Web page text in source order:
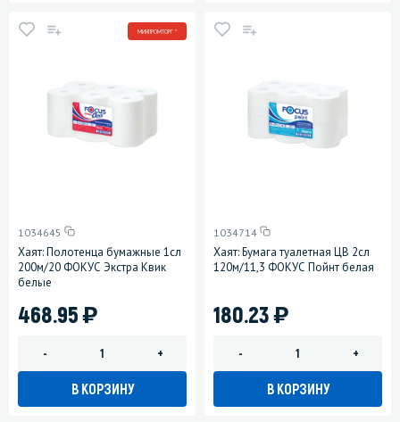
МИНПРОМТОРГ *
1034645
Хаят: Полотенца бумажные 1сл
200м/20 ФОКУС Экстра Квик
белые
468.95)
- +
В КОРЗИНУ
1034714
Хаят: Бумага туалетная ЦВ 2сл
120м/11,3 ФОКУС Пойнт белая
180.23)
- +
В КОРЗИНУ